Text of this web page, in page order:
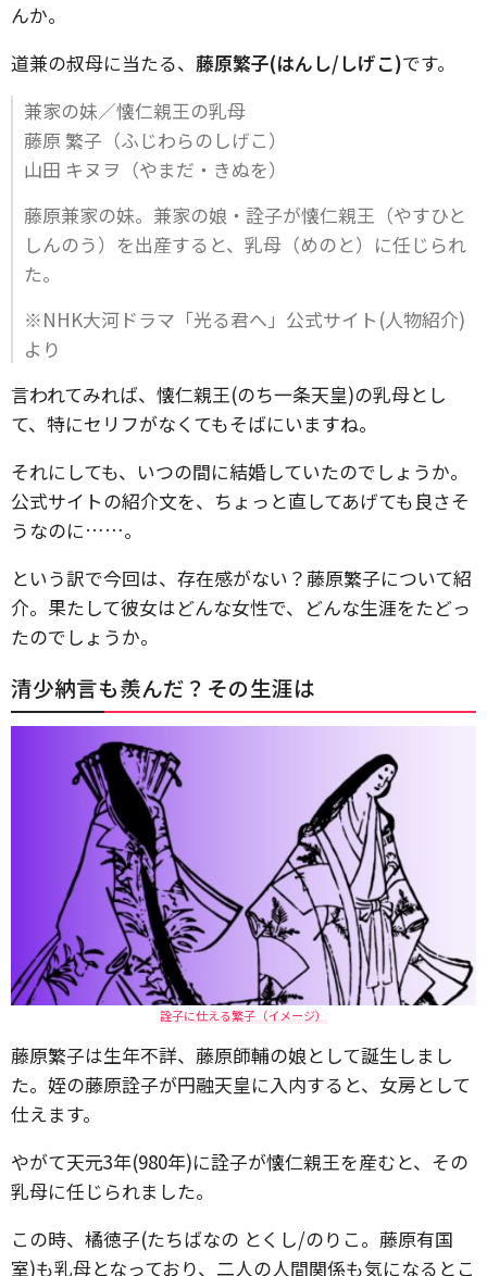
んか。
道兼の叔母に当たる、 藤原繁子(はんし/しげこ)です。
兼家の妹／懐仁親王の乳母
藤原 繁子（ふじわらのしげこ）
山田 キヌヲ（やまだ・きぬを）
藤原兼家の妹。兼家の娘・詮子が懐仁親王（やすひと
しんのう）を出産すると、乳母（めのと）に任じられ
た。
※NHK大河ドラマ「光る君へ」公式サイト(人物紹介)
より
言われてみれば、懐仁親王(のち一条天皇)の乳母とし
て、特にセリフがなくてもそばにいますね。
それにしても、いつの間に結婚していたのでしょうか。
公式サイトの紹介文を、ちょっと直してあげても良さそ
うなのに……。
という訳で今回は、存在感がない？藤原繁子について紹
介。果たして彼女はどんな女性で、どんな生涯をたどっ
たのでしょうか。
清少納言も羨んだ？その生涯は
詮子に仕える繁子（イメージ）
藤原繁子は生年不詳、藤原師輔の娘として誕生しまし
た。姪の藤原詮子が円融天皇に入内すると、女房として
仕えます。
やがて天元3年(980年)に詮子が懐仁親王を産むと、その
乳母に任じられました。
この時、橘徳子(たちばなの とくし/のりこ。藤原有国
室)も乳母となっており、二人の人間関係も気になるとこ